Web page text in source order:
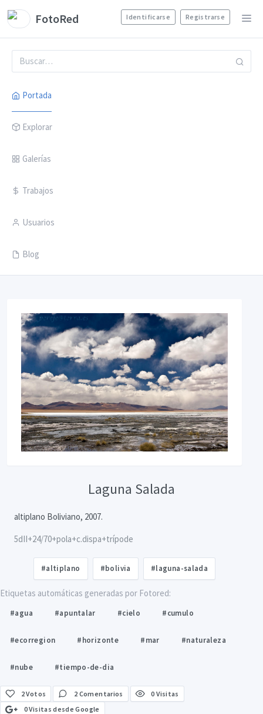
FotoRed Identificarse Registrarse
Portada
Explorar
Galerías
Trabajos
Usuarios
Blog
Laguna Salada
altiplano Boliviano, 2007.
5dII+24/70+pola+c.dispa+trípode
#altiplano #bolivia #laguna-salada
Etiquetas automáticas generadas por Fotored:
#agua #apuntalar #cielo #cumulo
#ecorregion #horizonte #mar #naturaleza
#nube #tiempo-de-dia
2Votos 2 Comentarios
0 Visitas
0 Visitas desde Google